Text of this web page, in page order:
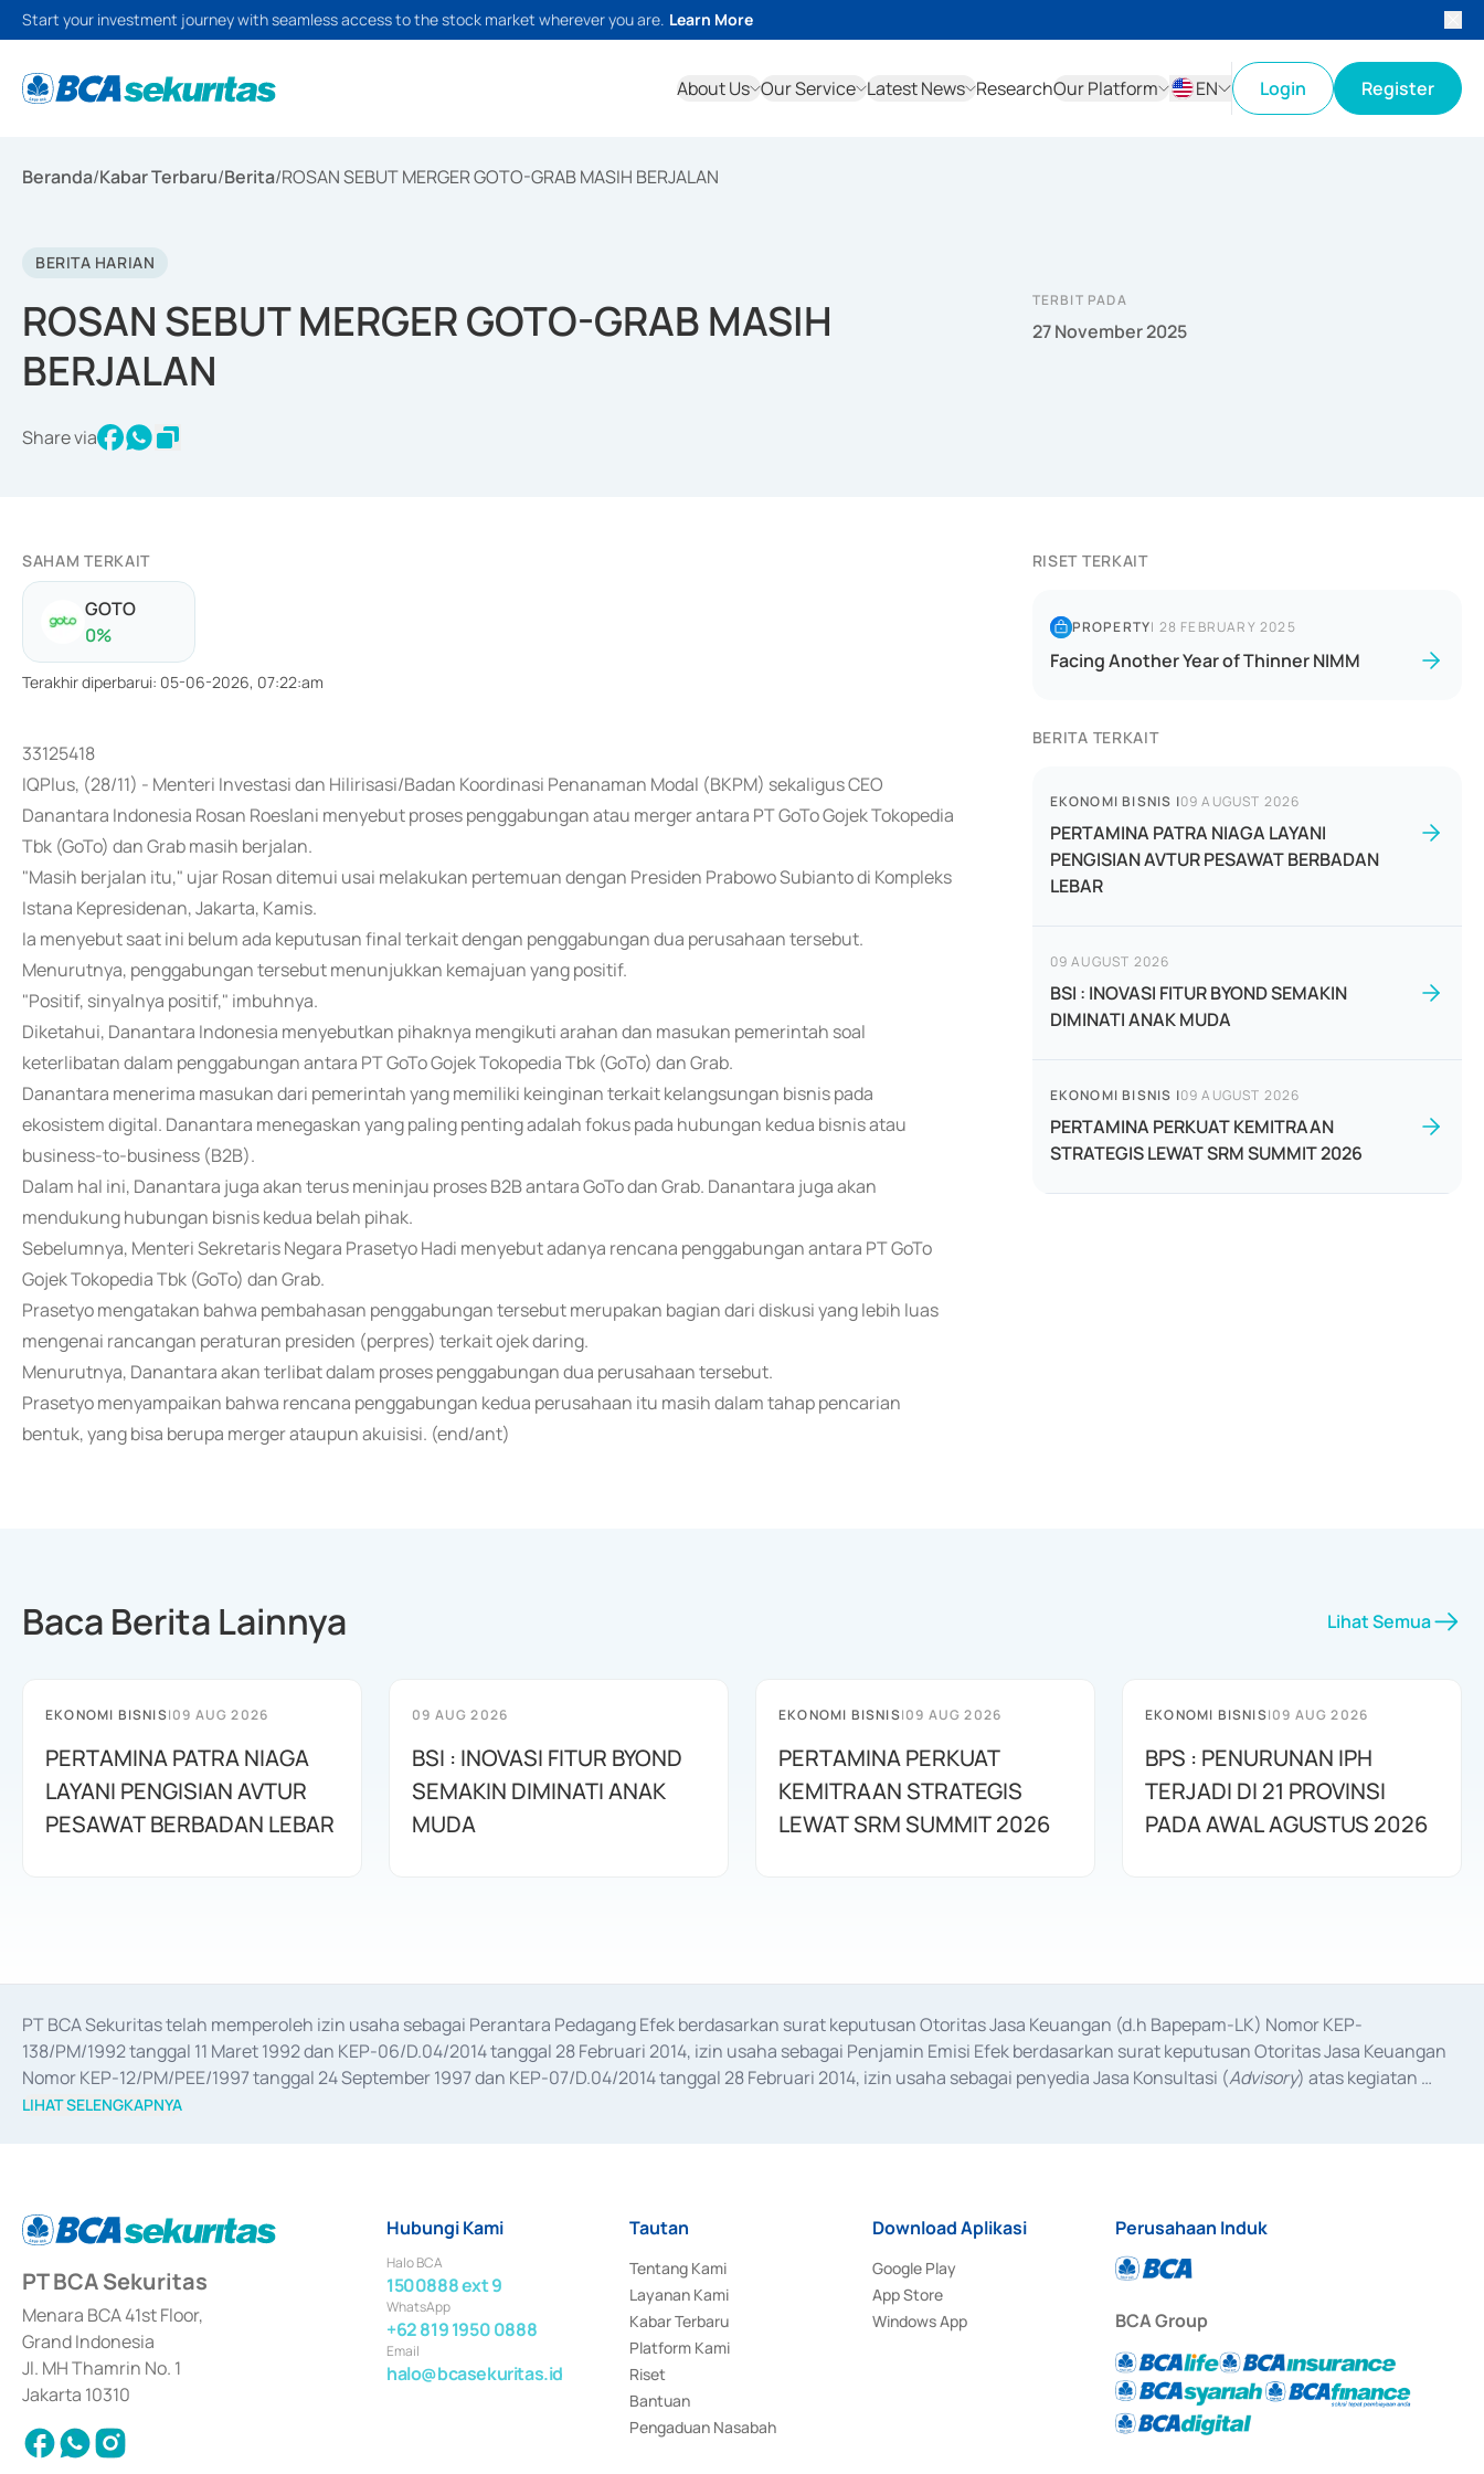
Start your investment journey with seamless access to the stock market wherever you are. Learn More
About Us Our Service Latest News ResearchOur Platform
EN
Login Register
Beranda/Kabar Terbaru/Berita/ROSAN SEBUT MERGER GOTO-GRAB MASIH BERJALAN
BERITA HARIAN
ROSAN SEBUT MERGER GOTO-GRAB MASIH
BERJALAN
Share via
TERBIT PADA
27 November 2025
SAHAM TERKAIT
GOTO
0%
Terakhir diperbarui: 05-06-2026, 07:22:am
33125418
IQPlus, (28/11) - Menteri Investasi dan Hilirisasi/Badan Koordinasi Penanaman Modal (BKPM) sekaligus CEO
Danantara Indonesia Rosan Roeslani menyebut proses penggabungan atau merger antara PT GoTo Gojek Tokopedia
Tbk (GoTo) dan Grab masih berjalan.
"Masih berjalan itu," ujar Rosan ditemui usai melakukan pertemuan dengan Presiden Prabowo Subianto di Kompleks
Istana Kepresidenan, Jakarta, Kamis.
Ia menyebut saat ini belum ada keputusan final terkait dengan penggabungan dua perusahaan tersebut.
Menurutnya, penggabungan tersebut menunjukkan kemajuan yang positif.
"Positif, sinyalnya positif," imbuhnya.
Diketahui, Danantara Indonesia menyebutkan pihaknya mengikuti arahan dan masukan pemerintah soal
keterlibatan dalam penggabungan antara PT GoTo Gojek Tokopedia Tbk (GoTo) dan Grab.
Danantara menerima masukan dari pemerintah yang memiliki keinginan terkait kelangsungan bisnis pada
ekosistem digital. Danantara menegaskan yang paling penting adalah fokus pada hubungan kedua bisnis atau
business-to-business (B2B).
Dalam hal ini, Danantara juga akan terus meninjau proses B2B antara GoTo dan Grab. Danantara juga akan
mendukung hubungan bisnis kedua belah pihak.
Sebelumnya, Menteri Sekretaris Negara Prasetyo Hadi menyebut adanya rencana penggabungan antara PT GoTo
Gojek Tokopedia Tbk (GoTo) dan Grab.
Prasetyo mengatakan bahwa pembahasan penggabungan tersebut merupakan bagian dari diskusi yang lebih luas
mengenai rancangan peraturan presiden (perpres) terkait ojek daring.
Menurutnya, Danantara akan terlibat dalam proses penggabungan dua perusahaan tersebut.
Prasetyo menyampaikan bahwa rencana penggabungan kedua perusahaan itu masih dalam tahap pencarian
bentuk, yang bisa berupa merger ataupun akuisisi. (end/ant)
RISET TERKAIT
PROPERTY| 28 FEBRUARY 2025
Facing Another Year of Thinner NIMM
BERITA TERKAIT
EKONOMI BISNIS |09 AUGUST 2026
PERTAMINA PATRA NIAGA LAYANI
PENGISIAN AVTUR PESAWAT BERBADAN
LEBAR
09 AUGUST 2026
BSI : INOVASI FITUR BYOND SEMAKIN
DIMINATI ANAK MUDA
EKONOMI BISNIS |09 AUGUST 2026
PERTAMINA PERKUAT KEMITRAAN
STRATEGIS LEWAT SRM SUMMIT 2026
Baca Berita Lainnya Lihat Semua
EKONOMI BISNIS|09 AUG 2026
PERTAMINA PATRA NIAGA
LAYANI PENGISIAN AVTUR
PESAWAT BERBADAN LEBAR
09 AUG 2026
BSI : INOVASI FITUR BYOND
SEMAKIN DIMINATI ANAK
MUDA
EKONOMI BISNIS|09 AUG 2026
PERTAMINA PERKUAT
KEMITRAAN STRATEGIS
LEWAT SRM SUMMIT 2026
EKONOMI BISNIS|09 AUG 2026
BPS : PENURUNAN IPH
TERJADI DI 21 PROVINSI
PADA AWAL AGUSTUS 2026
PT BCA Sekuritas telah memperoleh izin usaha sebagai Perantara Pedagang Efek berdasarkan surat keputusan Otoritas Jasa Keuangan (d.h Bapepam-LK) Nomor KEP-
138/PM/1992 tanggal 11 Maret 1992 dan KEP-06/D.04/2014 tanggal 28 Februari 2014, izin usaha sebagai Penjamin Emisi Efek berdasarkan surat keputusan Otoritas Jasa Keuangan
Nomor KEP-12/PM/PEE/1997 tanggal 24 September 1997 dan KEP-07/D.04/2014 tanggal 28 Februari 2014, izin usaha sebagai penyedia Jasa Konsultasi (Advisory) atas kegiatan
merger, akuisisi, divestasi, dan
LIHAT SELENGKAPNYA
PT BCA Sekuritas
Menara BCA 41st Floor,
Grand Indonesia
Jl. MH Thamrin No. 1
Jakarta 10310
Hubungi Kami
Halo BCA
1500888 ext 9
WhatsApp
+62 819 1950 0888
Email
halo@bcasekuritas.id
Tautan
Tentang Kami
Layanan Kami
Kabar Terbaru
Platform Kami
Riset
Bantuan
Pengaduan Nasabah
Download Aplikasi
Google Play
App Store
Windows App
Perusahaan Induk
BCA Group